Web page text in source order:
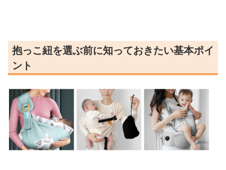
抱っこ紐を選ぶ前に知っておきたい基本ポイ
ント